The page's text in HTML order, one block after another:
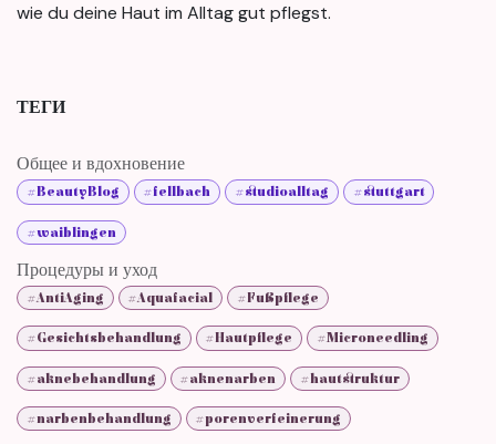
wie du deine Haut im Alltag gut pflegst.
ТЕГИ
Общее и вдохновение
#BeautyBlog #fellbach #studioalltag #stuttgart
#waiblingen
Процедуры и уход
#AntiAging #Aquafacial #Fußpflege
#Gesichtsbehandlung #Hautpflege #Microneedling
#aknebehandlung #aknenarben #hautstruktur
#narbenbehandlung #porenverfeinerung